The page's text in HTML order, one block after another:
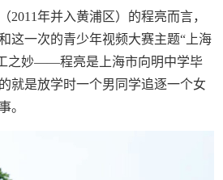
2011年并入黄浦区）的程亮而言，
这一次的青少年视频大赛主题“上海
之妙——程亮是上海市向明中学毕
就是放学时一个男同学追逐一个女
。